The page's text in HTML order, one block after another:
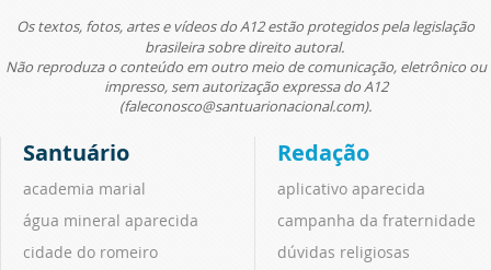
Os textos, fotos, artes e vídeos do A12 estão protegidos pela legislação
brasileira sobre direito autoral.
Não reproduza o conteúdo em outro meio de comunicação, eletrônico ou
impresso, sem autorização expressa do A12
(faleconosco@santuarionacional.com).
Santuário
academia marial
água mineral aparecida
cidade do romeiro
Redação
aplicativo aparecida
campanha da fraternidade
dúvidas religiosas